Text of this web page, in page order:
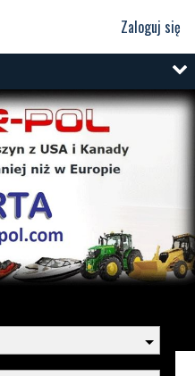
Zaloguj się